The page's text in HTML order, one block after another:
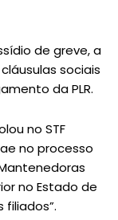
de greve, a
sociais
da PLR.
no STF
no processo
no Estado de
filiados”.